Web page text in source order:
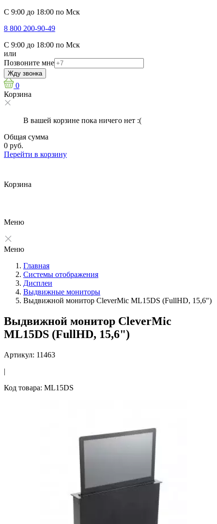
С 9:00 до 18:00 по Мск
8 800 200-90-49
С 9:00 до 18:00 по Мск
или
Позвоните мне
Жду звонка
0
Корзина
В вашей корзине пока ничего нет :(
Общая сумма
0 руб.
Перейти в корзину
Корзина
Меню
Меню
Главная
Системы отображения
Дисплеи
Выдвижные мониторы
Выдвижной монитор CleverMic ML15DS (FullHD, 15,6")
Выдвижной монитор CleverMic
ML15DS (FullHD, 15,6")
Артикул: 11463
|
Код товара: ML15DS